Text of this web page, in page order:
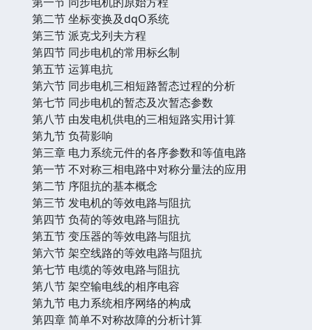
第二节 坐标变换及dqO系统
第三节 派克戈列夫方程
第四节 同步电机的常用标幺制
第五节 运算电抗
第六节 同步电机三相短路暂态过程的分析
第七节 同步电机的暂态及次暂态参数
第八节 由发电机供电的三相短路实用计算
第九节 负荷影响
第三章 电力系统元件的各序参数和等值电路
第一节 不对称三相电路中对称分量法的应用
第二节 序阻抗的基本概念
第三节 发电机的等效电路与阻抗
第四节 负荷的等效电路与阻抗
第五节 变压器的等效电路与阻抗
第六节 架空线路的等效电路与阻抗
第七节 电缆的等效电路与阻抗
第八节 架空输电线的相序电容
第九节 电力系统相序网络的构成
第四章 简单不对称故障的分析计算